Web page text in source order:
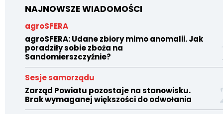
NAJNOWSZE WIADOMOŚCI
agroSFERA
agroSFERA: Udane zbiory mimo anomalii. Jak
poradziły sobie zboża na
Sandomierszczyźnie?
Sesje samorządu
Zarząd Powiatu pozostaje na stanowisku.
Brak wymaganej większości do odwołania